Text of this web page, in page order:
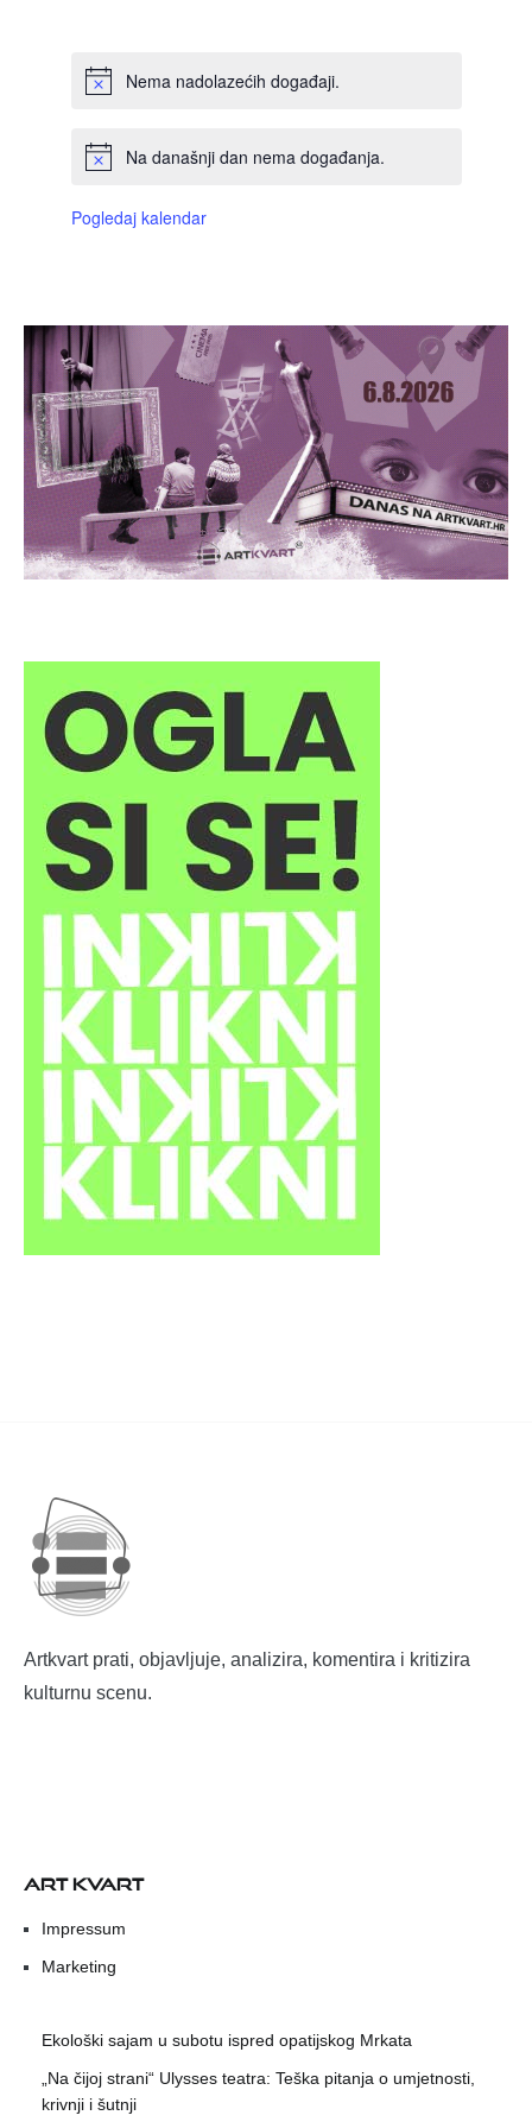
Nema nadolazećih događaji.
Na današnji dan nema događanja.
Pogledaj kalendar
Artkvart prati, objavljuje, analizira, komentira i kritizira
kulturnu scenu.
ART KVART
Impressum
Marketing
Ekološki sajam u subotu ispred opatijskog Mrkata
„Na čijoj strani“ Ulysses teatra: Teška pitanja o umjetnosti,
krivnji i šutnji